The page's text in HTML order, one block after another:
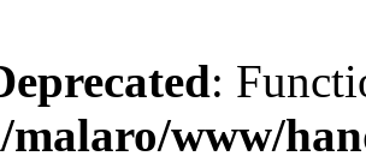
:
malaro/www/